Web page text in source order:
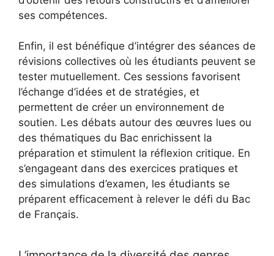
ses compétences.
Enfin, il est bénéfique d’intégrer des séances de
révisions collectives où les étudiants peuvent se
tester mutuellement. Ces sessions favorisent
l’échange d’idées et de stratégies, et
permettent de créer un environnement de
soutien. Les débats autour des œuvres lues ou
des thématiques du Bac enrichissent la
préparation et stimulent la réflexion critique. En
s’engageant dans des exercices pratiques et
des simulations d’examen, les étudiants se
préparent efficacement à relever le défi du Bac
de Français.